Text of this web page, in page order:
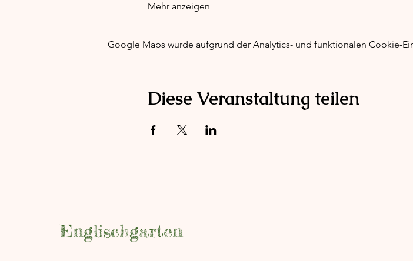
Mehr anzeigen
Google Maps wurde aufgrund der Analytics- und funktionalen Cookie-
Diese Veranstaltung teilen
Englischgarten